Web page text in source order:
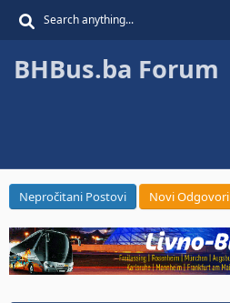
BHBus.ba Forum
Nepročitani Postovi Novi Odgovori